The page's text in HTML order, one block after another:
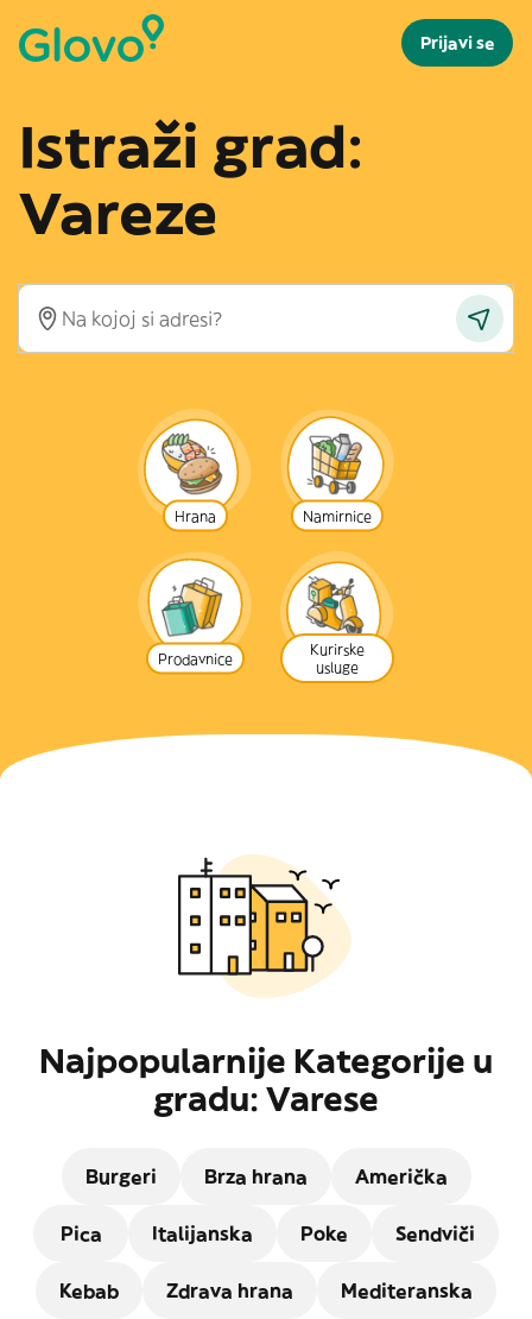
Prijavi se
Istraži grad:
Vareze
Hrana Namirnice
Prodavnice
Kurirske
usluge
Najpopularnije Kategorije u
gradu: Varese
Burgeri Brza hrana Američka
Pica Italijanska Poke Sendviči
Kebab Zdrava hrana Mediteranska